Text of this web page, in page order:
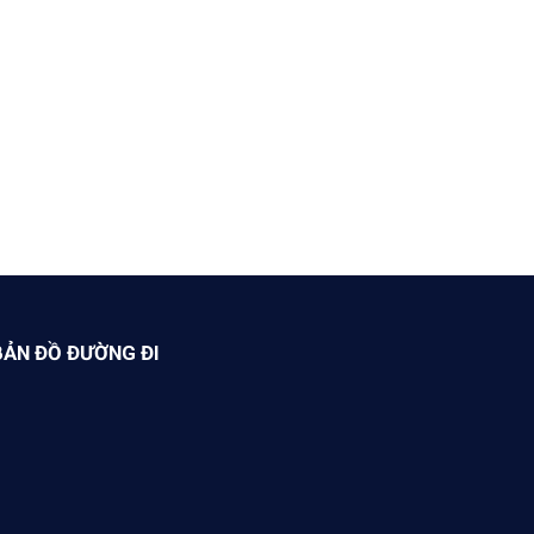
ĐỒ ĐƯỜNG ĐI